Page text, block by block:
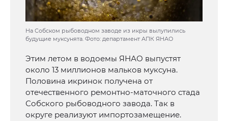
На Собском рыбоводном заводе из икры вылупились
будущие муксунята. Фото: департамент АПК ЯНАО
Этим летом в водоемы ЯНАО выпустят
около 13 миллионов мальков муксуна.
Половина икринок получена от
отечественного ремонтно-маточного стада
Собского рыбоводного завода. Так в
округе реализуют импортозамещение.